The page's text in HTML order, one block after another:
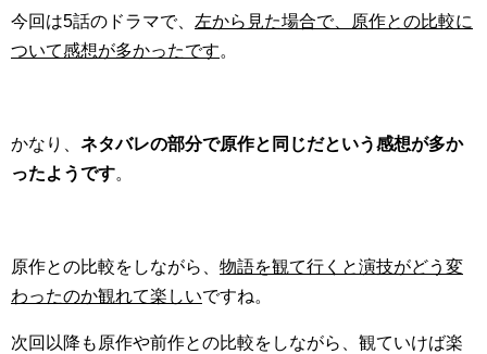
今回は5話のドラマで、 左から見た場合で、原作との比較に
ついて感想が多かったです。
かなり、 ネタバレの部分で原作と同じだという感想が多か
ったようです。
原作との比較をしながら、 物語を観て行くと演技がどう変
わったのか観れて楽しいですね。
次回以降も原作や前作との比較をしながら、観ていけば楽